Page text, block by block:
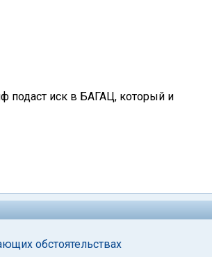
подаст иск в БАГАЦ, который и
обстоятельствах